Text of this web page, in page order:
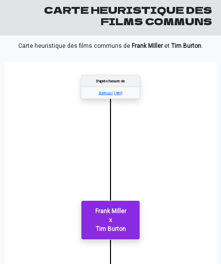
CARTE HEURISTIQUE DES
FILMS COMMUNS
Carte heuristique des films communs de Frank Milleret Tim Burton.
Frank Miller
x
Tim Burton
D'après l'oeuvre de
Batman(1989)